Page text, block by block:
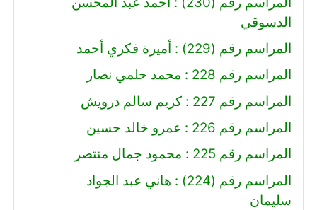
الدسوقي
المراسم رقم (229) : أميرة فكري أحمد
المراسم رقم 228 : محمد حلمي نصار
المراسم رقم 227 : كريم سالم درويش
المراسم رقم 226 : عمرو خالد حسين
المراسم رقم 225 : محمود جمال منتصر
المراسم رقم (224) : هاني عبد الجواد
سليمان